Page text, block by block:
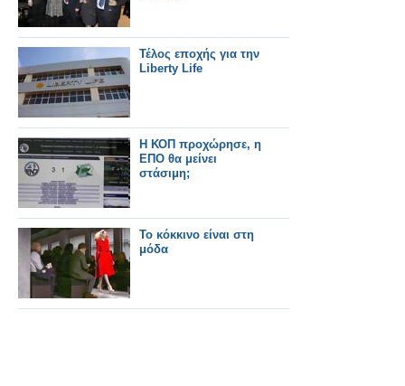
Τέλος εποχής για την
Liberty Life
Η ΚΟΠ προχώρησε, η
ΕΠΟ θα μείνει
στάσιμη;
Το κόκκινο είναι στη
μόδα